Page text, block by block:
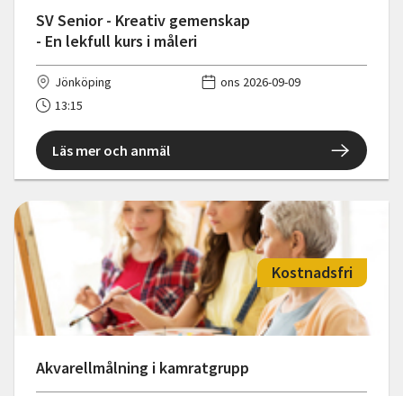
SV Senior - Kreativ gemenskap
- En lekfull kurs i måleri
Jönköping
ons 2026-09-09
13:15
Läs mer och anmäl
Akvarellmålning i kamratgrupp
Kostnadsfri